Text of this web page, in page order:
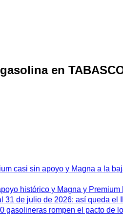
en
casi sin apoyo y Magna a la
histórico y Magna y Premium
31 de julio de 2026: así queda el
gasolineras rompen el pacto de